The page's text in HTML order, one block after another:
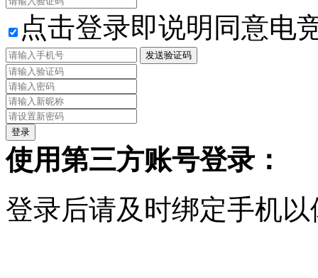
点击登录即说明同意电
发送验证码
使用第三方账号登录：
登录后请及时绑定手机